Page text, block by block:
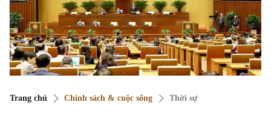
Trang chủ Chính sách & cuộc sống Thời sự